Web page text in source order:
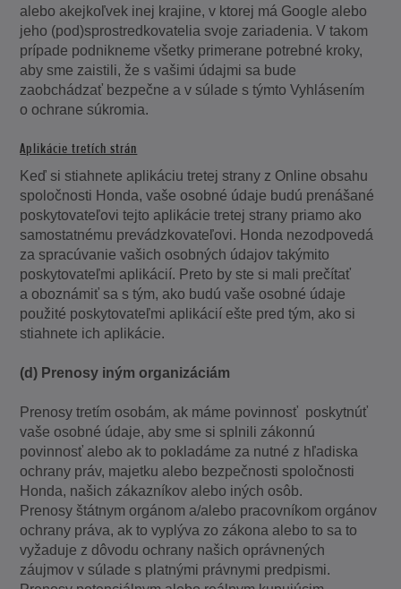
alebo akejkoľvek inej krajine, v ktorej má Google alebo
jeho (pod)sprostredkovatelia svoje zariadenia. V takom
prípade podnikneme všetky primerane potrebné kroky,
aby sme zaistili, že s vašimi údajmi sa bude
zaobchádzať bezpečne a v súlade s týmto Vyhlásením
o ochrane súkromia.
Aplikácie tretích strán
Keď si stiahnete aplikáciu tretej strany z Online obsahu
spoločnosti Honda, vaše osobné údaje budú prenášané
poskytovateľovi tejto aplikácie tretej strany priamo ako
samostatnému prevádzkovateľovi. Honda nezodpovedá
za spracúvanie vašich osobných údajov takýmito
poskytovateľmi aplikácií. Preto by ste si mali prečítať
a oboznámiť sa s tým, ako budú vaše osobné údaje
použité poskytovateľmi aplikácií ešte pred tým, ako si
stiahnete ich aplikácie.
(d) Prenosy iným organizáciám
Prenosy tretím osobám, ak máme povinnosť poskytnúť
vaše osobné údaje, aby sme si splnili zákonnú
povinnosť alebo ak to pokladáme za nutné z hľadiska
ochrany práv, majetku alebo bezpečnosti spoločnosti
Honda, našich zákazníkov alebo iných osôb.
Prenosy štátnym orgánom a/alebo pracovníkom orgánov
ochrany práva, ak to vyplýva zo zákona alebo to sa to
vyžaduje z dôvodu ochrany našich oprávnených
záujmov v súlade s platnými právnymi predpismi.